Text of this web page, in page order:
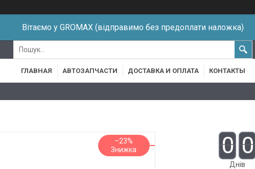
Вітаємо у GROMAX (відправимо без предоплати наложка)
ГЛАВНАЯ АВТОЗАПЧАСТИ ДОСТАВКА И ОПЛАТА КОНТАКТЫ
–23% 0 0
Днів